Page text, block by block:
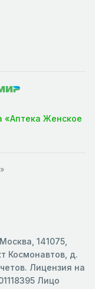
«Аптека Женское
141075,
Космонавтов, д.
Лицензия на
Лицо